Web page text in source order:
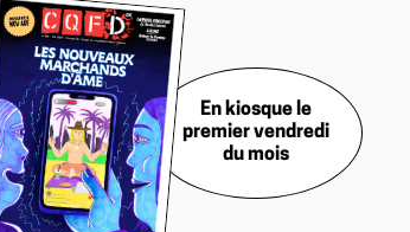
En kiosque le
premier vendredi
du mois